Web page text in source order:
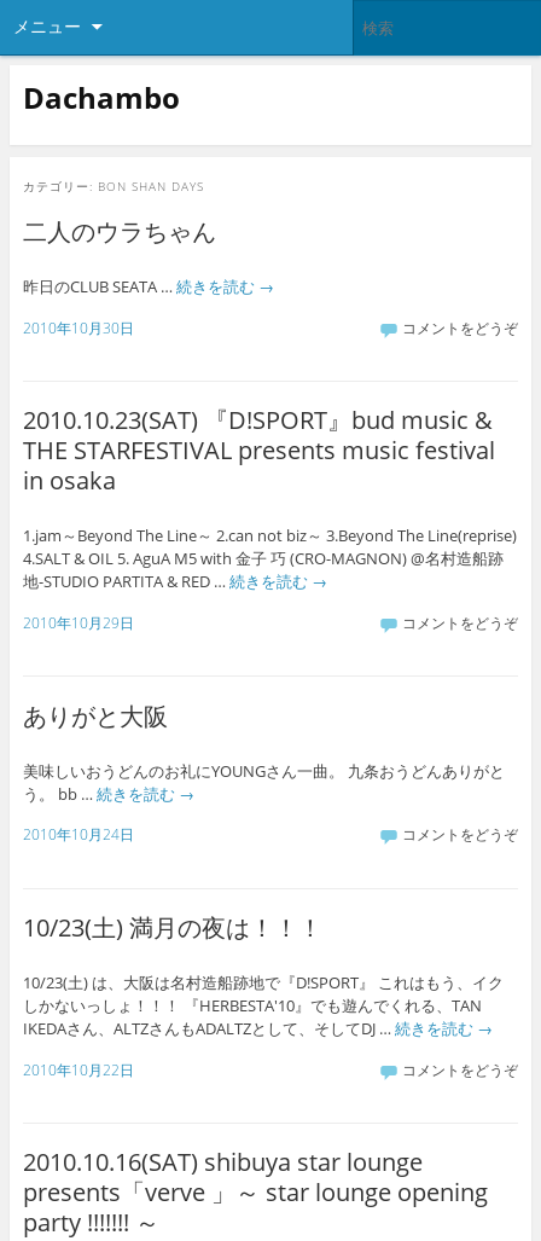
メニュー
Dachambo
カテゴリー: BON SHAN DAYS
二人のウラちゃん
昨日のCLUB SEATA … 続きを読む →
2010年10月30日 コメントをどうぞ
2010.10.23(SAT) 『D!SPORT』bud music &
THE STARFESTIVAL presents music festival
in osaka
1.jam～Beyond The Line～ 2.can not biz～ 3.Beyond The Line(reprise)
4.SALT & OIL 5. AguA M5 with 金子 巧 (CRO-MAGNON) @名村造船跡
地-STUDIO PARTITA & RED … 続きを読む →
2010年10月29日 コメントをどうぞ
ありがと大阪
美味しいおうどんのお礼にYOUNGさん一曲。 九条おうどんありがと
う。 bb … 続きを読む →
2010年10月24日 コメントをどうぞ
10/23(土) 満月の夜は！！！
10/23(土) は、大阪は名村造船跡地で『D!SPORT』 これはもう、イク
しかないっしょ！！！ 『HERBESTA'10』でも遊んでくれる、TAN
IKEDAさん、ALTZさんもADALTZとして、そしてDJ … 続きを読む →
2010年10月22日 コメントをどうぞ
2010.10.16(SAT) shibuya star lounge
presents「verve 」～ star lounge opening
party !!!!!!! ～